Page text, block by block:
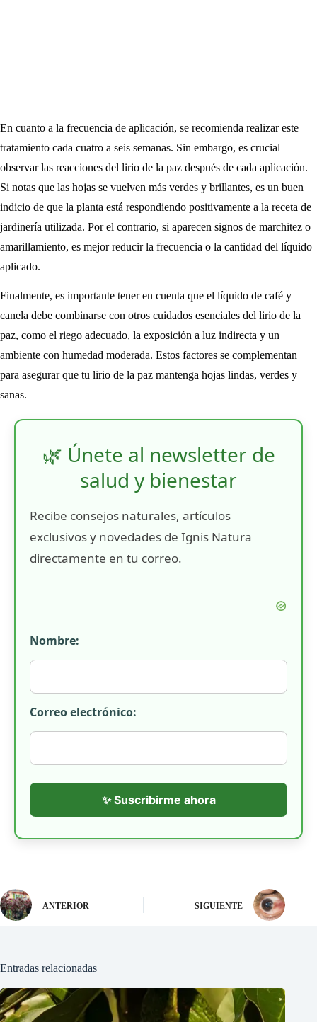
En cuanto a la frecuencia de aplicación, se recomienda realizar este
tratamiento cada cuatro a seis semanas. Sin embargo, es crucial
observar las reacciones del lirio de la paz después de cada aplicación.
Si notas que las hojas se vuelven más verdes y brillantes, es un buen
indicio de que la planta está respondiendo positivamente a la receta de
jardinería utilizada. Por el contrario, si aparecen signos de marchitez o
amarillamiento, es mejor reducir la frecuencia o la cantidad del líquido
aplicado.
Finalmente, es importante tener en cuenta que el líquido de café y
canela debe combinarse con otros cuidados esenciales del lirio de la
paz, como el riego adecuado, la exposición a luz indirecta y un
ambiente con humedad moderada. Estos factores se complementan
para asegurar que tu lirio de la paz mantenga hojas lindas, verdes y
sanas.
🌿 Únete al newsletter de
salud y bienestar
Recibe consejos naturales, artículos
exclusivos y novedades de Ignis Natura
directamente en tu correo.
Nombre:
Correo electrónico:
✨ Suscribirme ahora
ANTERIOR SIGUIENTE
Entradas relacionadas